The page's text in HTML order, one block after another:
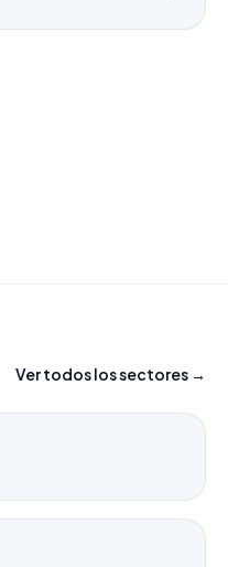
Ver todos los sectores →